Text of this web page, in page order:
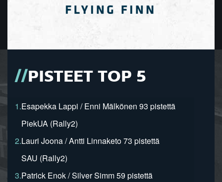
PISTEET TOP 5
1.Esapekka Lappi / Enni Mälkönen 93 pistettä
PiekUA (Rally2)
2.Lauri Joona / Antti Linnaketo 73 pistettä
SAU (Rally2)
3.Patrick Enok / Silver Simm 59 pistettä